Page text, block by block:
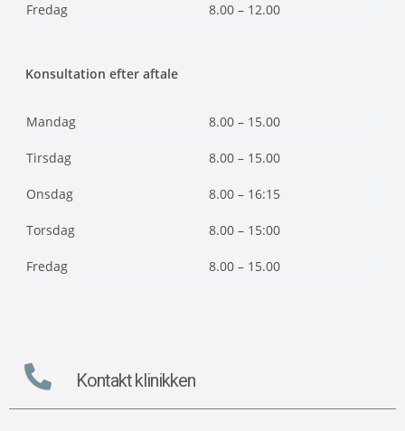
Fredag 8.00 – 12.00
Konsultation efter aftale
Mandag 8.00 – 15.00
Tirsdag 8.00 – 15.00
Onsdag 8.00 – 16:15
Torsdag 8.00 – 15:00
Fredag 8.00 – 15.00
Kontakt klinikken